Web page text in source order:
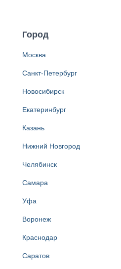
Город
Москва
Санкт-Петербург
Новосибирск
Екатеринбург
Казань
Нижний Новгород
Челябинск
Самара
Уфа
Воронеж
Краснодар
Саратов